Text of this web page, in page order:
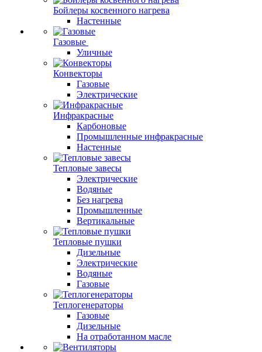
Бойлеры косвенного нагрева
Настенные
Газовые
Уличные
Конвекторы
Газовые
Электрические
Инфракрасные
Карбоновые
Промышленные инфракрасные
Настенные
Тепловые завесы
Электрические
Водяные
Без нагрева
Промышленные
Вертикальные
Тепловые пушки
Дизельные
Электрические
Водяные
Газовые
Теплогенераторы
Газовые
Дизельные
На отработанном масле